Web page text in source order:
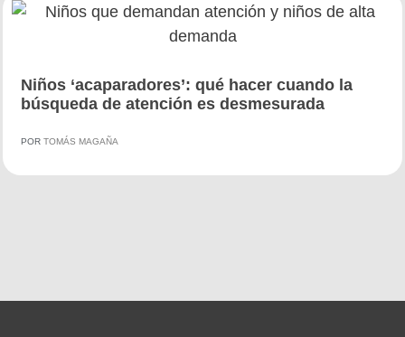
Niños ‘acaparadores’: qué hacer cuando la
búsqueda de atención es desmesurada
POR TOMÁS MAGAÑA